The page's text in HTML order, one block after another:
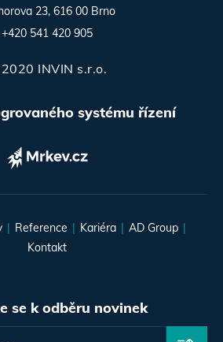
23, 616 00 Brno
+420 541 420 905
INVIN s.r.o.
systému řízení
Reference Kariéra
AD Group
Kontakt
se k odběru novinek